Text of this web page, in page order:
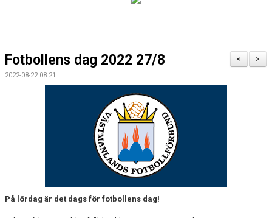
BILDGALLERI
>
<
Fotbollens dag 2022 27/8
2022-08-22 08:21
På lördag är det dags för fotbollens dag!